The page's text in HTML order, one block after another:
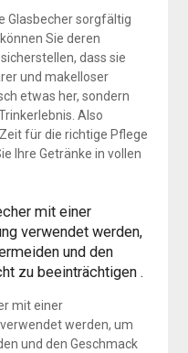
Glasbecher sorgfältig
Sie deren
dass sie
und makelloser
etwas her, sondern
Also
für die richtige Pflege
Ihre Getränke in vollen
mit einer
verwendet werden,
und den
zu beeinträchtigen .
mit einer
werden, um
und den Geschmack